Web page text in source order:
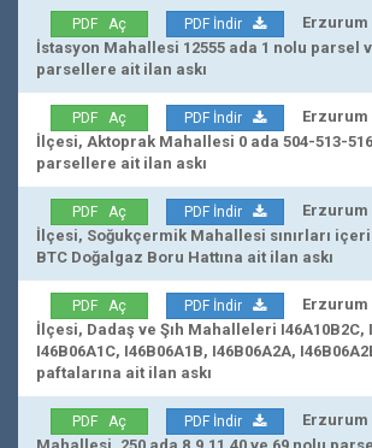
PDF Aç PDF İndir
Erzurum
İstasyon Mahallesi 12555 ada 1 nolu parsel
parsellere ait ilan askı
PDF Aç PDF İndir
Erzurum
İlçesi, Aktoprak Mahallesi 0 ada 504-513-
parsellere ait ilan askı
PDF Aç PDF İndir
Erzurum
İlçesi, Soğukçermik Mahallesi sınırları
BTC Doğalgaz Boru Hattına ait ilan askı
PDF Aç PDF İndir
Erzurum
İlçesi, Dadaş ve Şıh Mahalleleri I46A10B2C,
I46B06A1C, I46B06A1B, I46B06A2A,
paftalarına ait ilan askı
PDF Aç PDF İndir
Erzurum